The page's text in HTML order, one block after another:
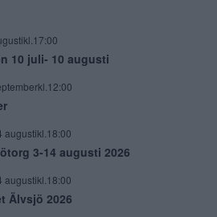
10 juli- 10 augusti
augustikl.18:00
3-14 augusti 2026
augustikl.18:00
Älvsjö 2026